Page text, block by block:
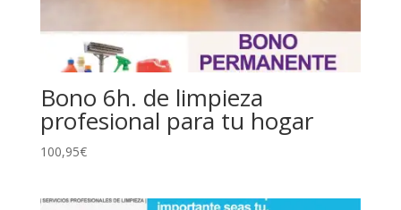
Bono 6h. de limpieza
profesional para tu hogar
100,95€